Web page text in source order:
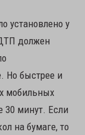
установлено у
должен
Но быстрее и
мобильных
30 минут. Если
на бумаге, то